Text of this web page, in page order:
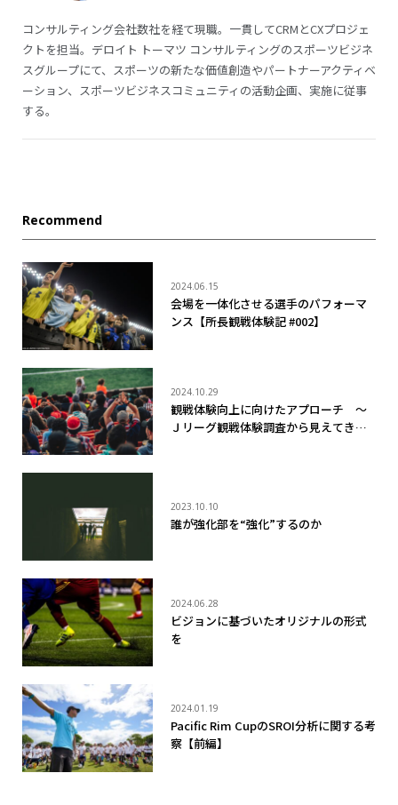
コンサルティング会社数社を経て現職。一貫してCRMとCXプロジェ
クトを担当。デロイト トーマツ コンサルティングのスポーツビジネ
スグループにて、スポーツの新たな価値創造やパートナーアクティベ
ーション、スポーツビジネスコミュニティの活動企画、実施に従事
する。
Recommend
2024.06.15
会場を一体化させる選手のパフォーマ
ンス【所長観戦体験記 #002】
2024.10.29
観戦体験向上に向けたアプローチ ～
Ｊリーグ観戦体験調査から見えてきた
2023.10.10
誰が強化部を“強化”するのか
2024.06.28
ビジョンに基づいたオリジナルの形式
を
2024.01.19
Pacific Rim CupのSROI分析に関する考
察【前編】